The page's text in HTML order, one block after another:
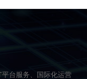
台服务、国际化运营